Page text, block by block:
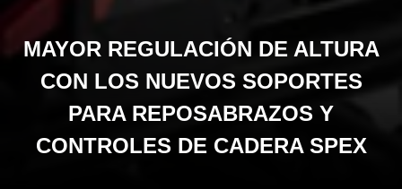
MAYOR REGULACIÓN DE ALTURA
CON LOS NUEVOS SOPORTES
PARA REPOSABRAZOS Y
CONTROLES DE CADERA SPEX